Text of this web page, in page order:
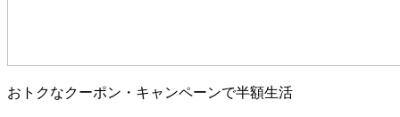
おトクなクーポン・キャンペーンで半額生活